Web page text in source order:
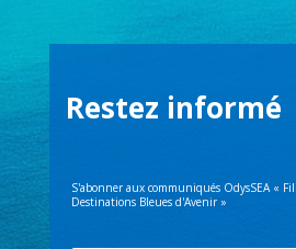
Restez informé
S'abonner aux communiqués OdysSEA «
Destinations Bleues d'Avenir »